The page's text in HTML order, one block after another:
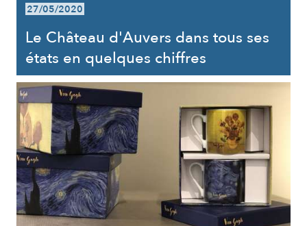
27/05/2020
Le Château d'Auvers dans tous ses
états en quelques chiffres